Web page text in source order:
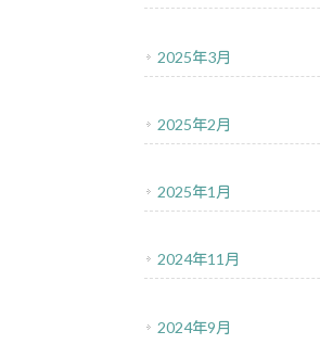
2025年3月
2025年2月
2025年1月
2024年11月
2024年9月